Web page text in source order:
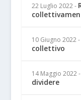
22 Luglio 2022 -
10 Giugno 2022 -
collettivo
14 Maggio 2022 -
dividere